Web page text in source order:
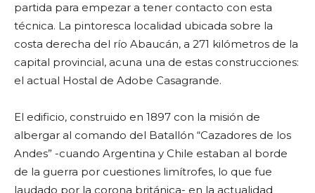
partida para empezar a tener contacto con esta
técnica. La pintoresca localidad ubicada sobre la
costa derecha del río Abaucán, a 271 kilómetros de la
capital provincial, acuna una de estas construcciones:
el actual Hostal de Adobe Casagrande.
El edificio, construido en 1897 con la misión de
albergar al comando del Batallón “Cazadores de los
Andes” -cuando Argentina y Chile estaban al borde
de la guerra por cuestiones limítrofes, lo que fue
laudado por la corona británica- en la actualidad